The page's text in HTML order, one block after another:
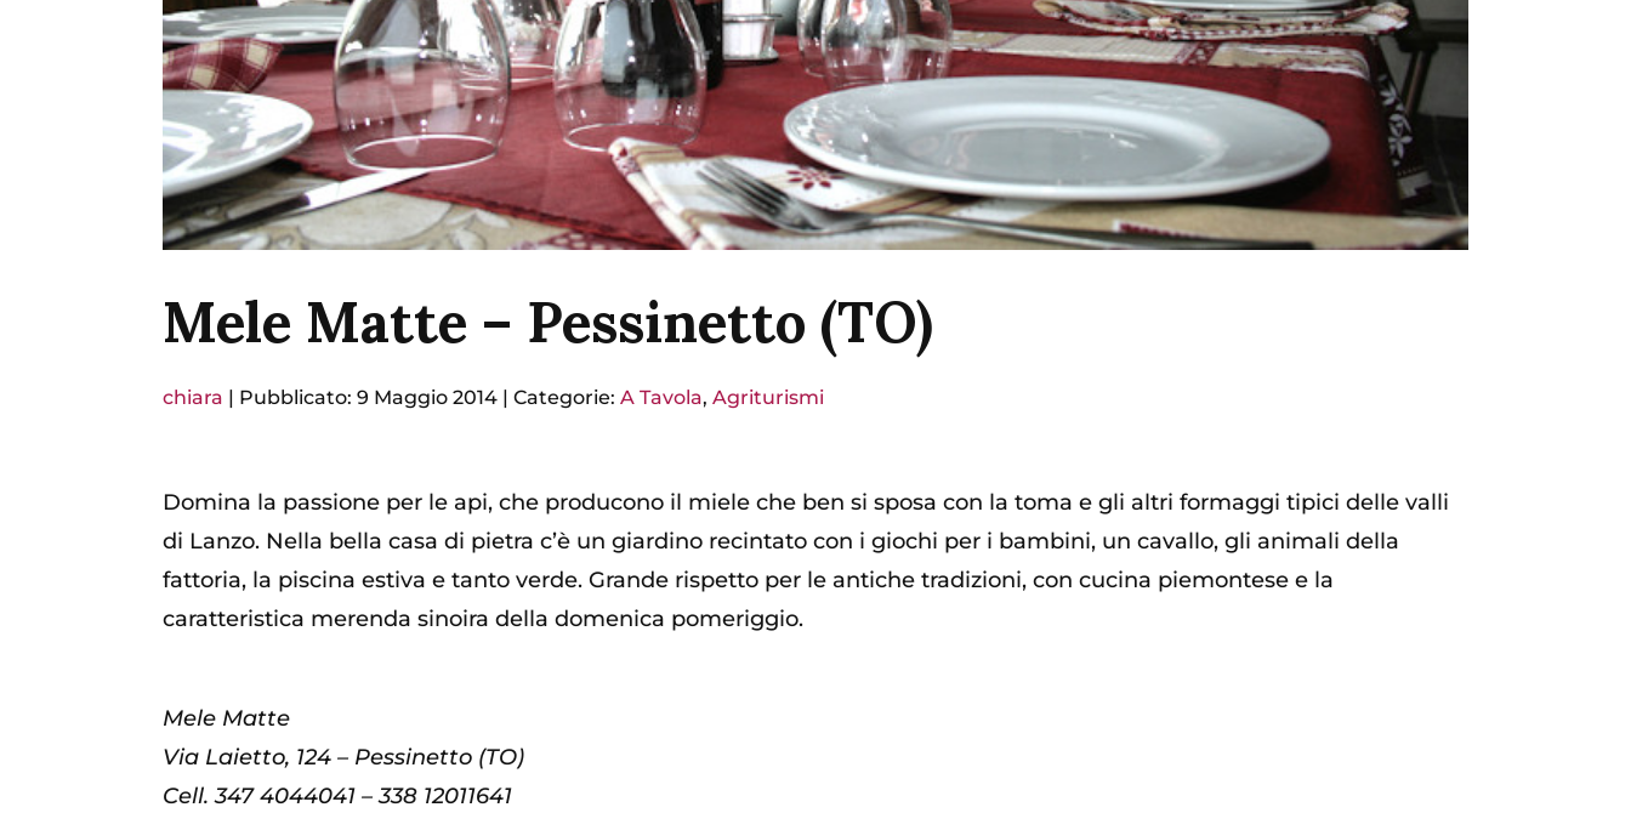
Mele Matte – Pessinetto (TO)
chiara | Pubblicato: 9 Maggio 2014 |Categorie:A Tavola,Agriturismi
Domina la passione per le api, che producono il miele che ben si sposa con la toma e gli altri formaggi tipici delle valli
di Lanzo. Nella bella casa di pietra c’è un giardino recintato con i giochi per i bambini, un cavallo, gli animali della
fattoria, la piscina estiva e tanto verde. Grande rispetto per le antiche tradizioni, con cucina piemontese e la
caratteristica merenda sinoira della domenica pomeriggio.
Mele Matte
Via Laietto, 124 – Pessinetto (TO)
Cell. 347 4044041 – 338 12011641